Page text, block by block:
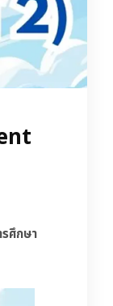
ศึกษา